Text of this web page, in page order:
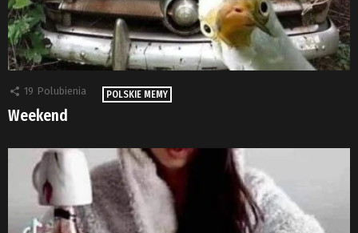
19 Polubienia POLSKIE MEMY
Weekend